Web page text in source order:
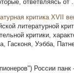
ответвляясь от
критика XVII
литературной
критики,
Гасконя, Уэбба,
России